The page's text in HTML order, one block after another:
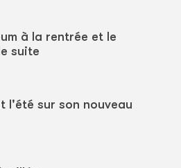
à la rentrée et le
suite
l'été sur son nouveau